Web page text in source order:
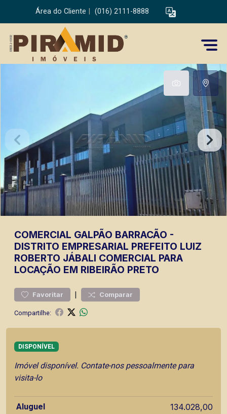
Área do Cliente (016) 2111-8888
COMERCIAL GALPÃO BARRACÃO -
DISTRITO EMPRESARIAL PREFEITO LUIZ
ROBERTO JÁBALI COMERCIAL PARA
LOCAÇÃO EM RIBEIRÃO PRETO
Favoritar | Comparar
Compartilhe:
DISPONÍVEL
Imóvel disponível. Contate-nos pessoalmente para
visita-lo
Aluguel 134.028,00